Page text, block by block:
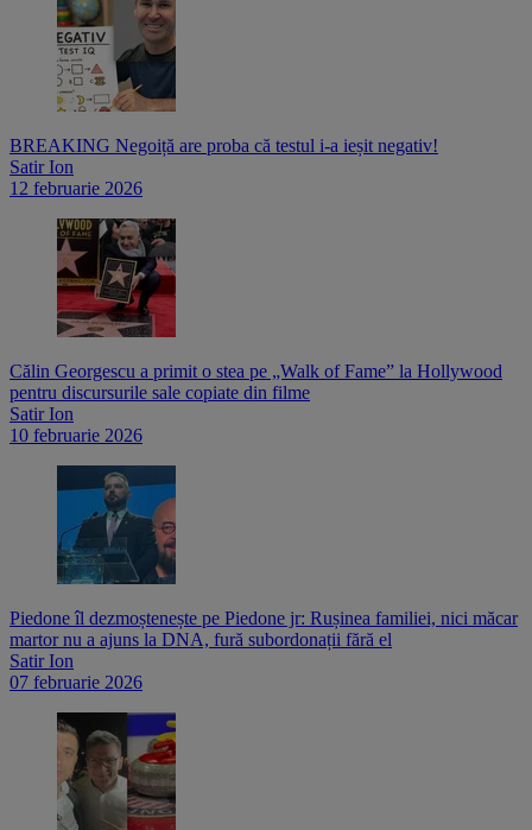
BREAKING Negoiță are proba că testul i-a ieșit negativ!
Satir Ion
12 februarie 2026
Călin Georgescu a primit o stea pe „Walk of Fame” la Hollywood
pentru discursurile sale copiate din filme
Satir Ion
10 februarie 2026
Piedone îl dezmoștenește pe Piedone jr: Rușinea familiei, nici măcar
martor nu a ajuns la DNA, fură subordonații fără el
Satir Ion
07 februarie 2026